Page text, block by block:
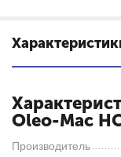
Oleo-Mac
Производитель